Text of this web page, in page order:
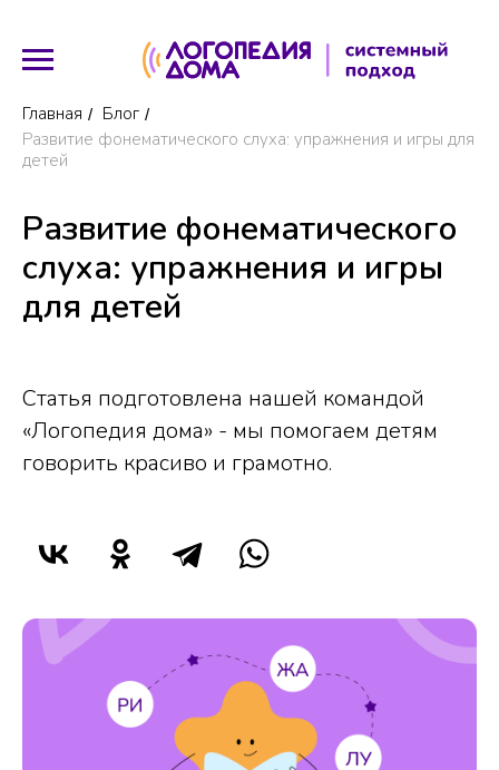
Главная / Блог /
Развитие фонематического слуха: упражнения и игры для
детей
Развитие фонематического
слуха: упражнения и игры
для детей
Статья подготовлена нашей командой
«Логопедия дома» - мы помогаем детям
говорить красиво и грамотно.